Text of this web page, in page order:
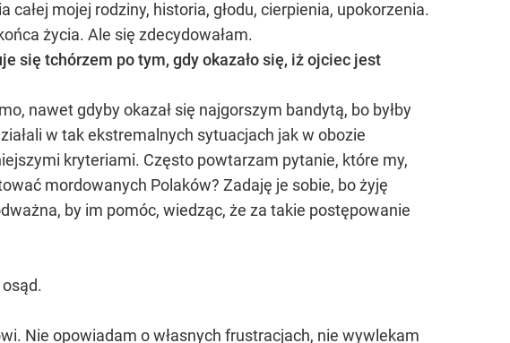
mojej rodziny, historia, głodu, cierpienia, upokorzenia.
życia. Ale się zdecydowałam.
się tchórzem po tym, gdy okazało się, iż ojciec jest
nawet gdyby okazał się najgorszym bandytą, bo byłby
w tak ekstremalnych sytuacjach jak w obozie
kryteriami. Często powtarzam pytanie, które my,
mordowanych Polaków? Zadaję je sobie, bo żyję
by im pomóc, wiedząc, że za takie postępowanie
Nie opowiadam o własnych frustracjach, nie wywlekam